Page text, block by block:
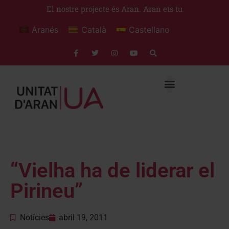
El nostre projecte és Aran. Aran ets tu
Aranés Català Castellano
“Vielha ha de liderar el
Pirineu”
Notícies abril 19, 2011